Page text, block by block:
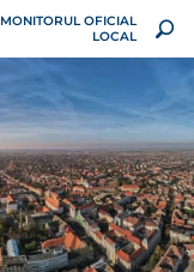
MONITORUL OFICIAL
LOCAL